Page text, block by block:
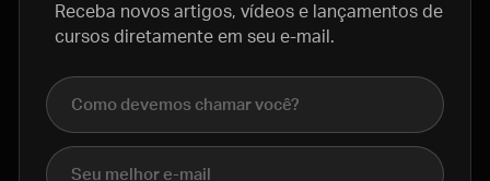
Receba novos artigos, vídeos e lançamentos de
cursos diretamente em seu e-mail.
Nome completo
E-mail